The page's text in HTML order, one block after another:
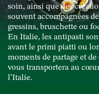
souvent
gressins, bruschette ou
En Italie, les antipasti
avant le primi piatti ou
moments de partage et
vous transportera au
l’Italie.